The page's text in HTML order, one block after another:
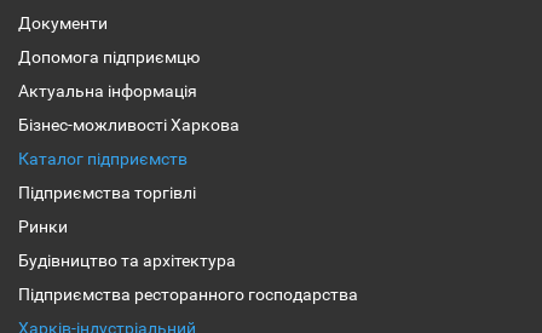
Документи
Допомога підприємцю
Актуальна інформація
Бізнес-можливості Харкова
Каталог підприємств
Підприємства торгівлі
Ринки
Будівництво та архітектура
Підприємства ресторанного господарства
Харків-індустріальний